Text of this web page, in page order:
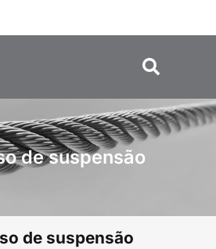
de suspensão
de suspensão